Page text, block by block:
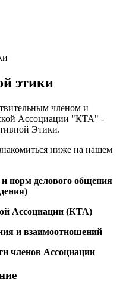
этики
членом и
Ассоциации "КТА" -
Этики.
ниже на нашем
норм делового общения
Ассоциации (КТА)
и взаимоотношений
членов Ассоциации